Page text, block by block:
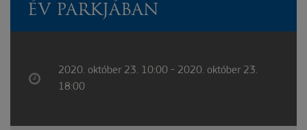
ÉV PARKJÁBAN
2020. október 23. 10:00 - 2020. október 23.
18:00